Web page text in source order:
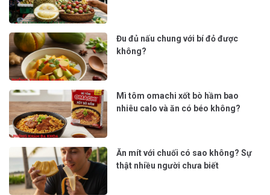
Đu đủ nấu chung với bí đỏ được
không?
Mì tôm omachi xốt bò hầm bao
nhiêu calo và ăn có béo không?
Ăn mít với chuối có sao không? Sự
thật nhiều người chưa biết